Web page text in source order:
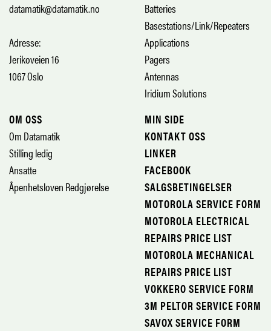
datamatik@datamatik.no
Adresse:
Jerikoveien 16
1067 Oslo
Batteries
Basestations/Link/Repeaters
Applications
Pagers
Antennas
Iridium Solutions
OM OSS
Om Datamatik
Stilling ledig
Ansatte
Åpenhetsloven Redgjørelse
MIN SIDE
KONTAKT OSS
LINKER
FACEBOOK
SALGSBETINGELSER
MOTOROLA SERVICE FORM
MOTOROLA ELECTRICAL
REPAIRS PRICE LIST
MOTOROLA MECHANICAL
REPAIRS PRICE LIST
VOKKERO SERVICE FORM
3M PELTOR SERVICE FORM
SAVOX SERVICE FORM